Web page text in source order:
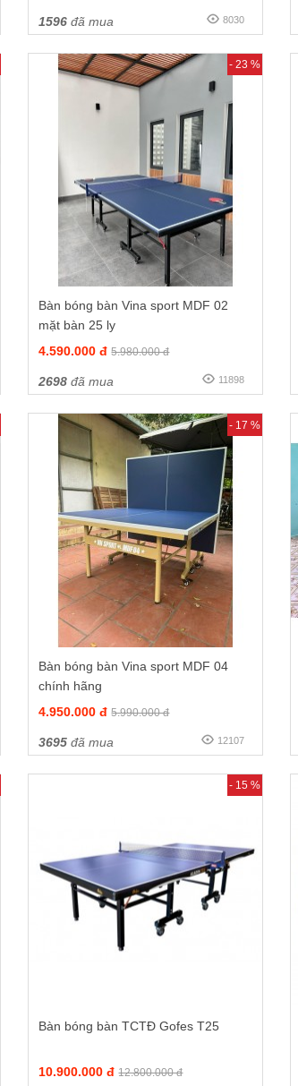
1596 đã mua 8030
- 23 %
Bàn bóng bàn Vina sport MDF 02
mặt bàn 25 ly
4.590.000 đ 5.980.000 đ
2698 đã mua 11898
- 17 %
Bàn bóng bàn Vina sport MDF 04
chính hãng
4.950.000 đ 5.990.000 đ
3695 đã mua 12107
- 15 %
Bàn bóng bàn TCTĐ Gofes T25
10.900.000 đ 12.800.000 đ